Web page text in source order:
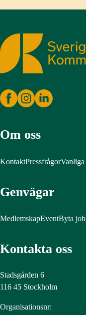
Sveriges Kommunikatörer
Om oss
KontaktPressfrågor
Genvägar
MedlemskapEventByta
Kontakta oss
Stadsgården 6
116 45 Stockholm
Organisationsnr: